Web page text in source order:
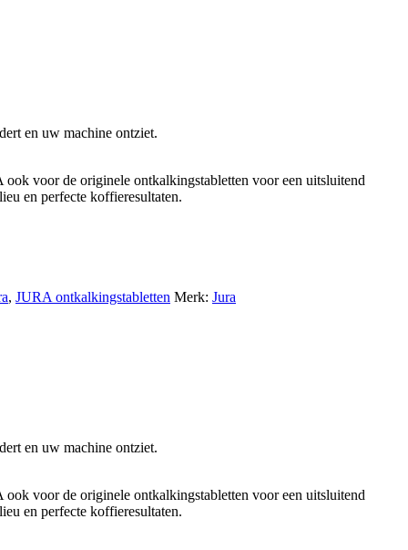
en uw machine ontziet.
voor de originele ontkalkingstabletten voor een uitsluitend
en perfecte koffieresultaten.
, JURA ontkalkingstabletten Merk: Jura
en uw machine ontziet.
voor de originele ontkalkingstabletten voor een uitsluitend
en perfecte koffieresultaten.